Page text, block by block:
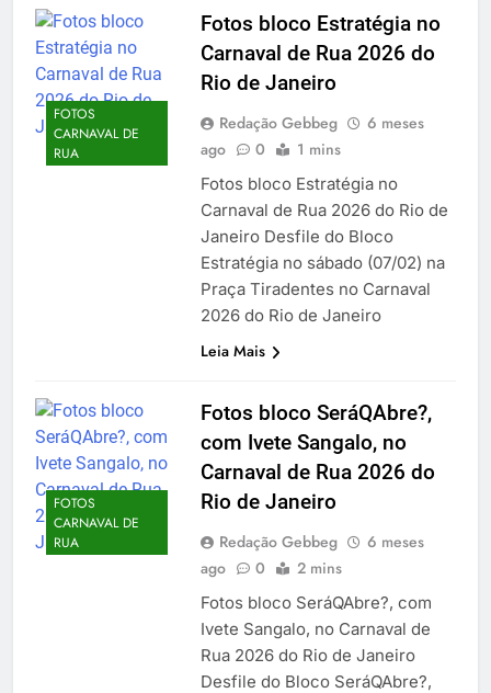
FOTOS
CARNAVAL DE
RUA
Fotos bloco Estratégia no
Carnaval de Rua 2026 do
Rio de Janeiro
Redação Gebbeg
6 meses
ago
0 1 mins
Fotos bloco Estratégia no
Carnaval de Rua 2026 do Rio de
Janeiro Desfile do Bloco
Estratégia no sábado (07/02) na
Praça Tiradentes no Carnaval
2026 do Rio de Janeiro
Leia Mais
FOTOS
CARNAVAL DE
RUA
Fotos bloco SeráQAbre?,
com Ivete Sangalo, no
Carnaval de Rua 2026 do
Rio de Janeiro
Redação Gebbeg
6 meses
ago
0 2 mins
Fotos bloco SeráQAbre?, com
Ivete Sangalo, no Carnaval de
Rua 2026 do Rio de Janeiro
Desfile do Bloco SeráQAbre?,